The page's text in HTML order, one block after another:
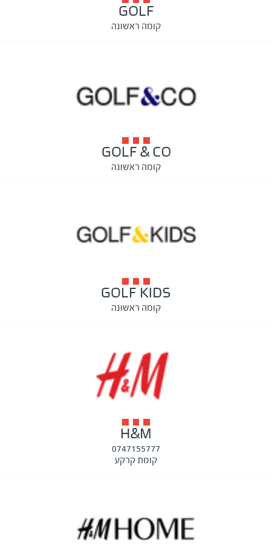
GOLF
קומה ראשונה
GOLF & CO
קומה ראשונה
GOLF KIDS
קומה ראשונה
H&M
0747155777
קומת קרקע